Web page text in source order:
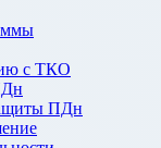
с ТКО
ПДн